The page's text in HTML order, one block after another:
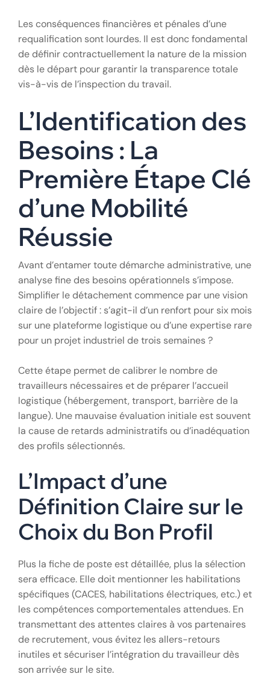
Les conséquences financières et pénales d’une
requalification sont lourdes. Il est donc fondamental
de définir contractuellement la nature de la mission
dès le départ pour garantir la transparence totale
vis-à-vis de l’inspection du travail.
L’Identification des
Besoins : La
Première Étape Clé
d’une Mobilité
Réussie
Avant d’entamer toute démarche administrative, une
analyse fine des besoins opérationnels s’impose.
Simplifier le détachement commence par une vision
claire de l’objectif : s’agit-il d’un renfort pour six mois
sur une plateforme logistique ou d’une expertise rare
pour un projet industriel de trois semaines ?
Cette étape permet de calibrer le nombre de
travailleurs nécessaires et de préparer l’accueil
logistique (hébergement, transport, barrière de la
langue). Une mauvaise évaluation initiale est souvent
la cause de retards administratifs ou d’inadéquation
des profils sélectionnés.
L’Impact d’une
Définition Claire sur le
Choix du Bon Profil
Plus la fiche de poste est détaillée, plus la sélection
sera efficace. Elle doit mentionner les habilitations
spécifiques (CACES, habilitations électriques, etc.) et
les compétences comportementales attendues. En
transmettant des attentes claires à vos partenaires
de recrutement, vous évitez les allers-retours
inutiles et sécuriser l’intégration du travailleur dès
son arrivée sur le site.